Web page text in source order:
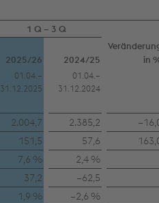
1 Q – 3 Q
2025/26 2024/25
in
01.04.–
31.12.2025
01.04.–
31.12.2024
2.004,7 2.385,2
151,5 57,6
7,6 %
2,4 %
37,2
−62,5
1,9 %
−2,6 %